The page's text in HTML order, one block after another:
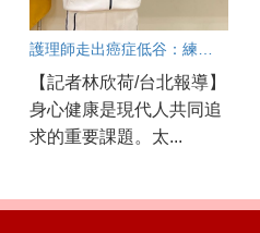
護理師走出癌症低谷：練功找回快樂人生
【記者林欣荷/台北報導】
身心健康是現代人共同追
求的重要課題。太...